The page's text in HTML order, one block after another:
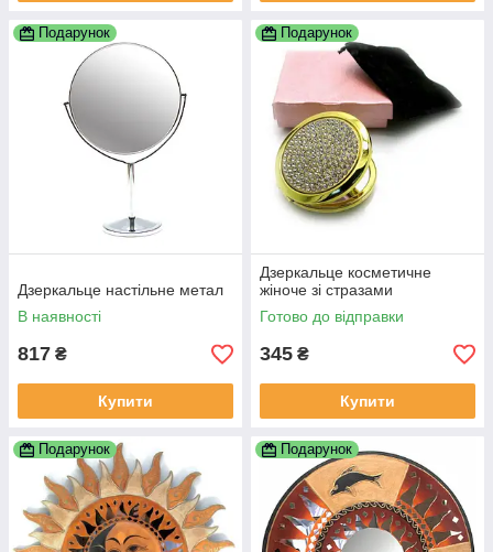
Подарунок
Дзеркальце настільне метал
В наявності
817 ₴
Купити
Подарунок
Дзеркальце косметичне
жіноче зі стразами
Готово до відправки
345 ₴
Купити
Подарунок Подарунок